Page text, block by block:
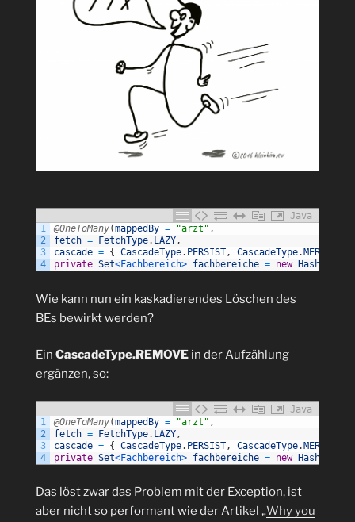
Java
1
2
3
4
@OneToMany(mappedBy = "arzt" ,
fetch = FetchType. LAZY,
cascade = { CascadeType. PERSIST, CascadeType. MERGE
private Set<Fachbereich> fachbereiche = new HashSet
Wie kann nun ein kaskadierendes Löschen des
BEs bewirkt werden?
Ein CascadeType.REMOVE in der Aufzählung
ergänzen, so:
Java
1
2
3
4
@OneToMany(mappedBy = "arzt" ,
fetch = FetchType. LAZY,
cascade = { CascadeType. PERSIST, CascadeType.MERGE
private Set<Fachbereich> fachbereiche = new HashSet
Das löst zwar das Problem mit der Exception, ist
aber nicht so performant wie der Artikel „Why you